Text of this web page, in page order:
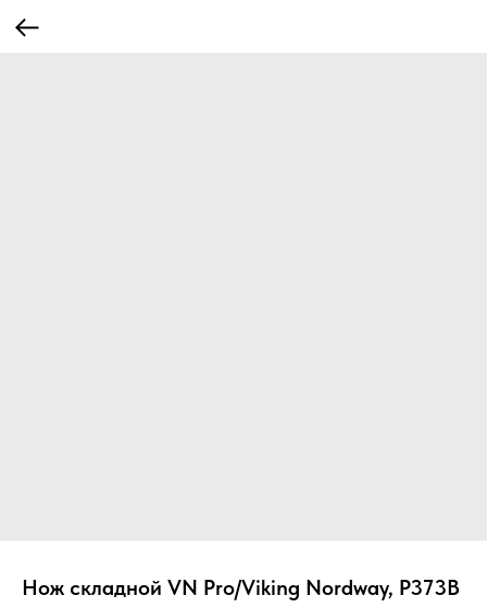
Нож складной VN Pro/Viking Nordway, P373B